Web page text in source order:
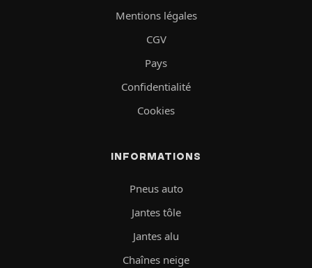
Mentions légales
CGV
Pays
Confidentialité
Cookies
INFORMATIONS
Pneus auto
Jantes tôle
Jantes alu
Chaînes neige